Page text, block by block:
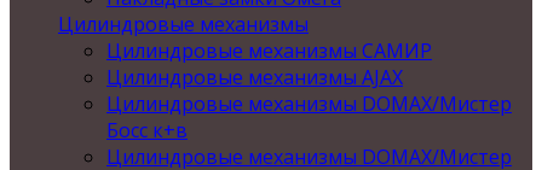
Цилиндровые механизмы
Цилиндровые механизмы САМИР
Цилиндровые механизмы AJAX
Цилиндровые механизмы DOMAX/Мистер
Босс к+в
Цилиндровые механизмы DOMAX/Мистер